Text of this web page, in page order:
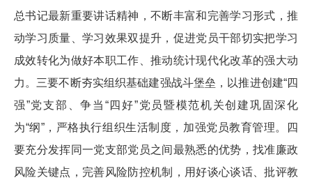
总书记最新重要讲话精神，不断丰富和完善学习形式，推
动学习质量、学习效果双提升，促进党员干部切实把学习
成效转化为做好本职工作、推动统计现代化改革的强大动
力。三要不断夯实组织基础建强战斗堡垒，以推进创建“四
强”党支部、争当“四好”党员暨模范机关创建巩固深化
为“纲”，严格执行组织生活制度，加强党员教育管理。四
要充分发挥同一党支部党员之间最熟悉的优势，找准廉政
风险关键点，完善风险防控机制，用好谈心谈话、批评教